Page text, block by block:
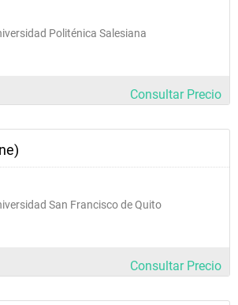
Politénica Salesiana
Consultar Precio
San Francisco de Quito
Consultar Precio